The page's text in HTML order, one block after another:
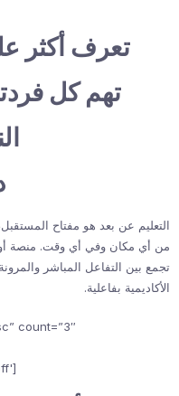
تعرف أكثر
تهم كل
التعليم عن بعد هو مفتاح
من أي مكان وفي أي وقت. منصة أوج
تجمع بين التفاعل المباشر
الأكاديمية بفاعلية.
count=”3″